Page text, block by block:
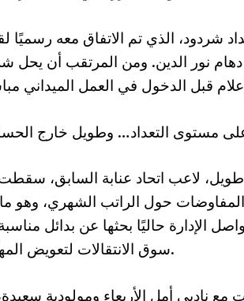
الذي تم الاتفاق معه رسميًا
دهام نور الدين. ومن المرتقب أن يحل
مستوى التعداد… وطويل خارج
لاعب اتحاد عنابة السابق،
المفاوضات حول الراتب الشهري، وهو
الإدارة حاليًا بحثها عن بدائل
سوق الانتقالات لتعويض المهاجم.
ناديي أمل الأربعاء ومولودية